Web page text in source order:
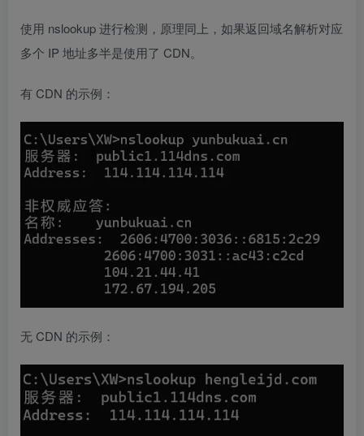
使用 nslookup 进行检测，原理同上，如果返回域名解析对应
多个 IP 地址多半是使用了 CDN。
有 CDN 的示例：
无 CDN 的示例：